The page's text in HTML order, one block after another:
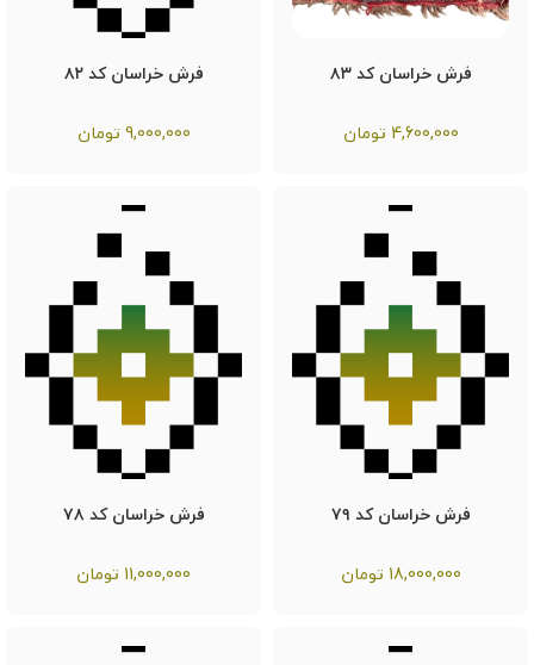
فرش خراسان کد ۸۳
4,600,000 تومان
فرش خراسان کد ۸۲
9,000,000 تومان
فرش خراسان کد ۷۹
18,000,000 تومان
فرش خراسان کد ۷۸
11,000,000 تومان